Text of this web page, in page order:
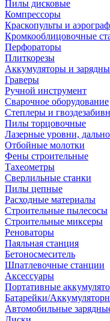
Пилы дисковые
Компрессоры
Краскопульты и
Кромкооблицовочные
Перфораторы
Плиткорезы
Аккумуляторы и
Граверы
Ручной инструмент
Сварочное оборудование
Степлеры и
Пилы торцовочные
Лазерные уровни,
Отбойные молотки
Фены строительные
Тахеометры
Сверлильные станки
Пилы цепные
Расходные материалы
Строительные пылесосы
Строительные миксеры
Реноваторы
Паяльная станция
Бетоносмеситель
Шпатлевочные станции
Аксессуары
Портативные
Батарейки/
Автомобильные